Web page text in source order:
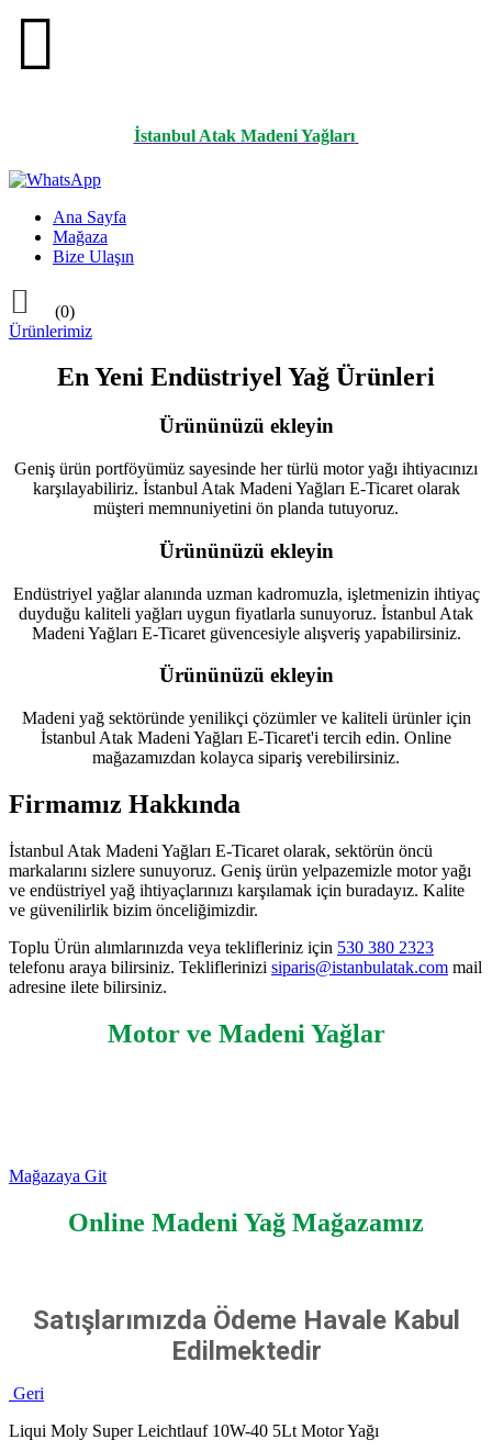

İstanbul Atak Madeni Yağları
Ana Sayfa
Mağaza
Bize Ulaşın

(0)
Ürünlerimiz
En Yeni Endüstriyel Yağ Ürünleri
Ürününüzü ekleyin
Geniş ürün portföyümüz sayesinde her türlü motor yağı ihtiyacınızı
karşılayabiliriz. İstanbul Atak Madeni Yağları E-Ticaret olarak
müşteri memnuniyetini ön planda tutuyoruz.
Ürününüzü ekleyin
Endüstriyel yağlar alanında uzman kadromuzla, işletmenizin ihtiyaç
duyduğu kaliteli yağları uygun fiyatlarla sunuyoruz. İstanbul Atak
Madeni Yağları E-Ticaret güvencesiyle alışveriş yapabilirsiniz.
Ürününüzü ekleyin
Madeni yağ sektöründe yenilikçi çözümler ve kaliteli ürünler için
İstanbul Atak Madeni Yağları E-Ticaret'i tercih edin. Online
mağazamızdan kolayca sipariş verebilirsiniz.
Firmamız Hakkında
İstanbul Atak Madeni Yağları E-Ticaret olarak, sektörün öncü
markalarını sizlere sunuyoruz. Geniş ürün yelpazemizle motor yağı
ve endüstriyel yağ ihtiyaçlarınızı karşılamak için buradayız. Kalite
ve güvenilirlik bizim önceliğimizdir.
Toplu Ürün alımlarınızda veya teklifleriniz için 530 380 2323
telefonu araya bilirsiniz. Tekliflerinizi siparis@istanbulatak.com mail
adresine ilete bilirsiniz.
Motor ve Madeni Yağlar
Mağazaya Git
Online Madeni Yağ Mağazamız
Satışlarımızda Ödeme Havale Kabul
Edilmektedir
Geri
Liqui Moly Super Leichtlauf 10W-40 5Lt Motor Yağı